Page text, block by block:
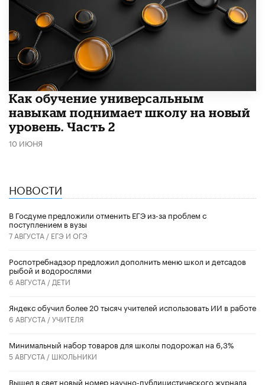
​Как обучение универсальным
навыкам поднимает школу на новый
уровень. Часть 2
10 ИЮНЯ
НОВОСТИ
В Госдуме предложили отменить ЕГЭ из-за проблем с
поступлением в вузы
7 АВГУСТА / ЕГЭ И ОГЭ
Роспотребнадзор предложил дополнить меню школ и детсадов
рыбой и водорослями
6 АВГУСТА / ДЕТИ
​Яндекс обучил более 20 тысяч учителей использовать ИИ в работе
6 АВГУСТА /УЧИТЕЛЯ
Минимальный набор товаров для школы подорожал на 6,3%
5 АВГУСТА / ШКОЛЬНИКИ
Вышел в свет новый номер научно-публицистического журнала